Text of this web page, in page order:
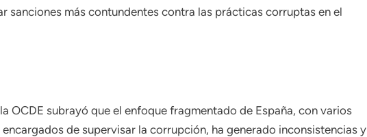
sanciones más contundentes contra las prácticas corruptas en el
OCDE subrayó que el enfoque fragmentado de España, con varios
de supervisar la corrupción, ha generado inconsistencias y